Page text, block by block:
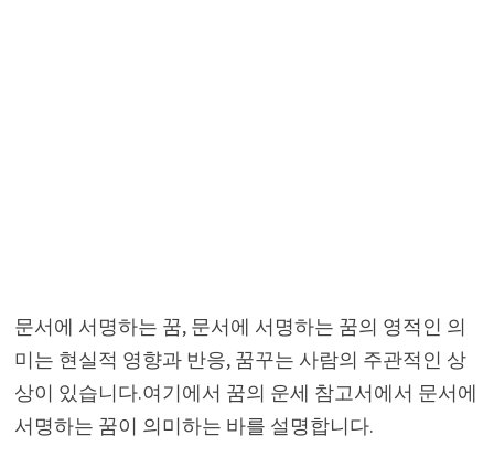
문서에 서명하는 꿈, 문서에 서명하는 꿈의 영적인 의
미는 현실적 영향과 반응, 꿈꾸는 사람의 주관적인 상
상이 있습니다.여기에서 꿈의 운세 참고서에서 문서에
서명하는 꿈이 의미하는 바를 설명합니다.